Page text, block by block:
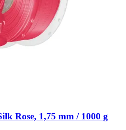
Rose, 1,75 mm / 1000 g